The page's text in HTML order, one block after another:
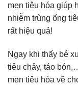
men tiêu hóa giúp
nhiễm trùng ống
rất hiệu quả!
Ngay khi thấy bé
tiêu chảy, táo
men tiêu hóa về